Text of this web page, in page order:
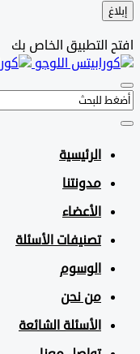
التطبيق الخاص بك
الرئيسية
مدونتنا
الأعضاء
تصنيفات الأسئلة
الوسوم
من نحن
الأسئلة الشائعة